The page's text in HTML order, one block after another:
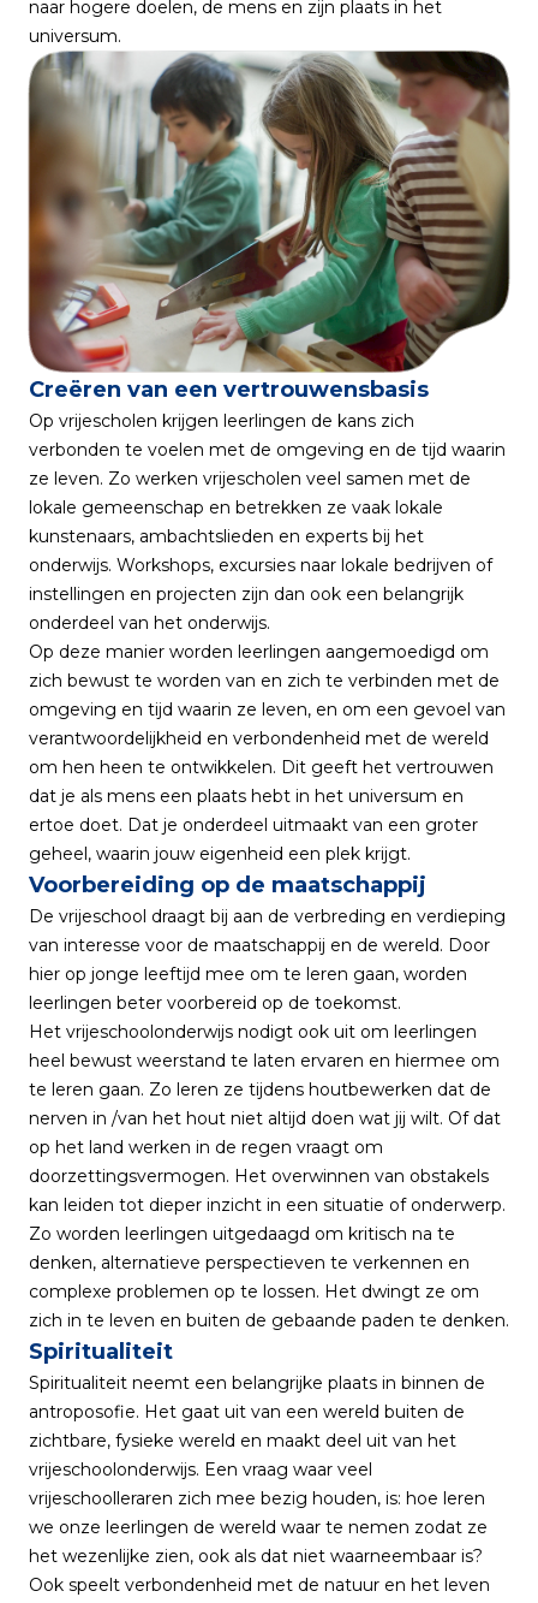
naar hogere doelen, de mens en zijn plaats in het
universum.
Creëren van een vertrouwensbasis
Op vrijescholen krijgen leerlingen de kans zich
verbonden te voelen met de omgeving en de tijd waarin
ze leven. Zo werken vrijescholen veel samen met de
lokale gemeenschap en betrekken ze vaak lokale
kunstenaars, ambachtslieden en experts bij het
onderwijs. Workshops, excursies naar lokale bedrijven of
instellingen en projecten zijn dan ook een belangrijk
onderdeel van het onderwijs.
Op deze manier worden leerlingen aangemoedigd om
zich bewust te worden van en zich te verbinden met de
omgeving en tijd waarin ze leven, en om een gevoel van
verantwoordelijkheid en verbondenheid met de wereld
om hen heen te ontwikkelen. Dit geeft het vertrouwen
dat je als mens een plaats hebt in het universum en
ertoe doet. Dat je onderdeel uitmaakt van een groter
geheel, waarin jouw eigenheid een plek krijgt.
Voorbereiding op de maatschappij
De vrijeschool draagt bij aan de verbreding en verdieping
van interesse voor de maatschappij en de wereld. Door
hier op jonge leeftijd mee om te leren gaan, worden
leerlingen beter voorbereid op de toekomst.
Het vrijeschoolonderwijs nodigt ook uit om leerlingen
heel bewust weerstand te laten ervaren en hiermee om
te leren gaan. Zo leren ze tijdens houtbewerken dat de
nerven in /van het hout niet altijd doen wat jij wilt. Of dat
op het land werken in de regen vraagt om
doorzettingsvermogen. Het overwinnen van obstakels
kan leiden tot dieper inzicht in een situatie of onderwerp.
Zo worden leerlingen uitgedaagd om kritisch na te
denken, alternatieve perspectieven te verkennen en
complexe problemen op te lossen. Het dwingt ze om
zich in te leven en buiten de gebaande paden te denken.
Spiritualiteit
Spiritualiteit neemt een belangrijke plaats in binnen de
antroposofie. Het gaat uit van een wereld buiten de
zichtbare, fysieke wereld en maakt deel uit van het
vrijeschoolonderwijs. Een vraag waar veel
vrijeschoolleraren zich mee bezig houden, is: hoe leren
we onze leerlingen de wereld waar te nemen zodat ze
het wezenlijke zien, ook als dat niet waarneembaar is?
Ook speelt verbondenheid met de natuur en het leven